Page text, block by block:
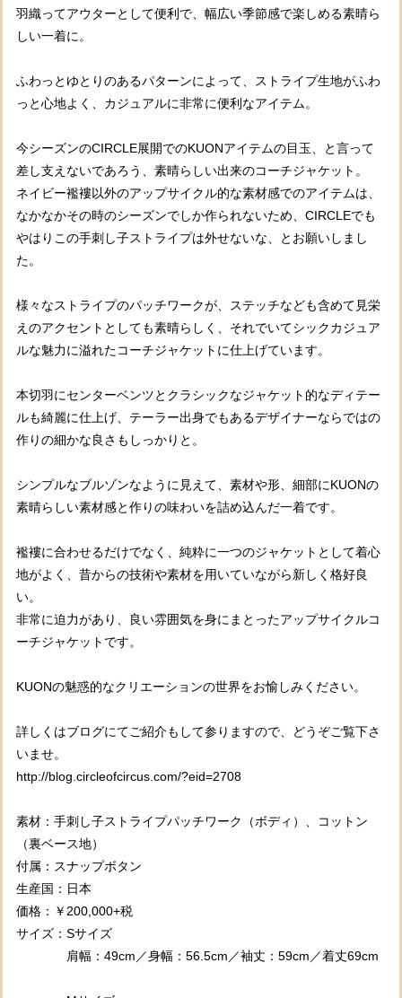
羽織ってアウターとして便利で、幅広い季節感で楽しめる素晴ら
しい一着に。
ふわっとゆとりのあるパターンによって、ストライプ生地がふわ
っと心地よく、カジュアルに非常に便利なアイテム。
今シーズンのCIRCLE展開でのKUONアイテムの目玉、と言って
差し支えないであろう、素晴らしい出来のコーチジャケット。
ネイビー襤褸以外のアップサイクル的な素材感でのアイテムは、
なかなかその時のシーズンでしか作られないため、CIRCLEでも
やはりこの手刺し子ストライプは外せないな、とお願いしまし
た。
様々なストライプのパッチワークが、ステッチなども含めて見栄
えのアクセントとしても素晴らしく、それでいてシックカジュア
ルな魅力に溢れたコーチジャケットに仕上げています。
本切羽にセンターベンツとクラシックなジャケット的なディテー
ルも綺麗に仕上げ、テーラー出身でもあるデザイナーならではの
作りの細かな良さもしっかりと。
シンプルなブルゾンなように見えて、素材や形、細部にKUONの
素晴らしい素材感と作りの味わいを詰め込んだ一着です。
襤褸に合わせるだけでなく、純粋に一つのジャケットとして着心
地がよく、昔からの技術や素材を用いていながら新しく格好良
い。
非常に迫力があり、良い雰囲気を身にまとったアップサイクルコ
ーチジャケットです。
KUONの魅惑的なクリエーションの世界をお愉しみください。
詳しくはブログにてご紹介もして参りますので、どうぞご覧下さ
いませ。
http://blog.circleofcircus.com/?eid=2708
素材：手刺し子ストライプパッチワーク（ボディ）、コットン
（裏ベース地）
付属：スナップボタン
生産国：日本
価格：￥200,000+税
サイズ：Sサイズ
肩幅：49cm／身幅：56.5cm／袖丈：59cm／着丈69cm